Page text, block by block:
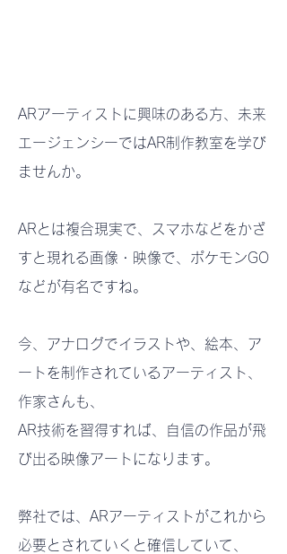
ARアーティストに興味のある方、未来
エージェンシーではAR制作教室を学び
ませんか。
ARとは複合現実で、スマホなどをかざ
すと現れる画像・映像で、ポケモンGO
などが有名ですね。
今、アナログでイラストや、絵本、ア
ートを制作されているアーティスト、
作家さんも、
AR技術を習得すれば、自信の作品が飛
び出る映像アートになります。
弊社では、ARアーティストがこれから
必要とされていくと確信していて、